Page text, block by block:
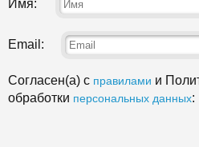
Имя:
Email:
Согласен(а) с правилами и
обработки персональных данных: